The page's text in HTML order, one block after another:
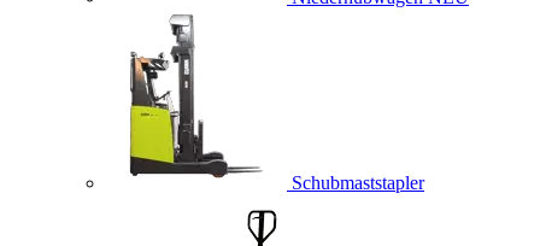
Schubmaststapler